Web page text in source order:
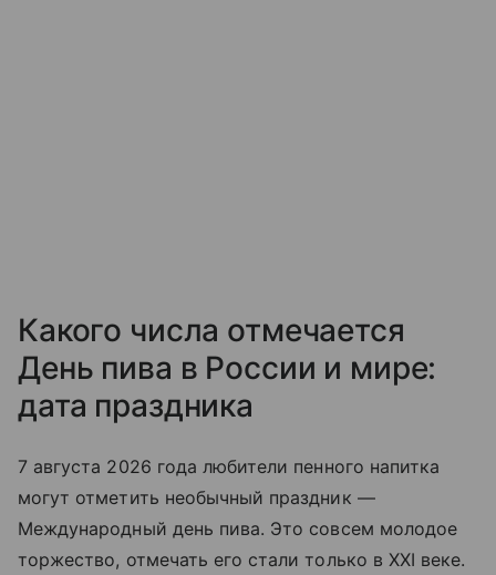
Какого числа отмечается
День пива в России и мире:
дата праздника
7 августа 2026 года любители пенного напитка
могут отметить необычный праздник —
Международный день пива. Это совсем молодое
торжество, отмечать его стали только в XXI веке.